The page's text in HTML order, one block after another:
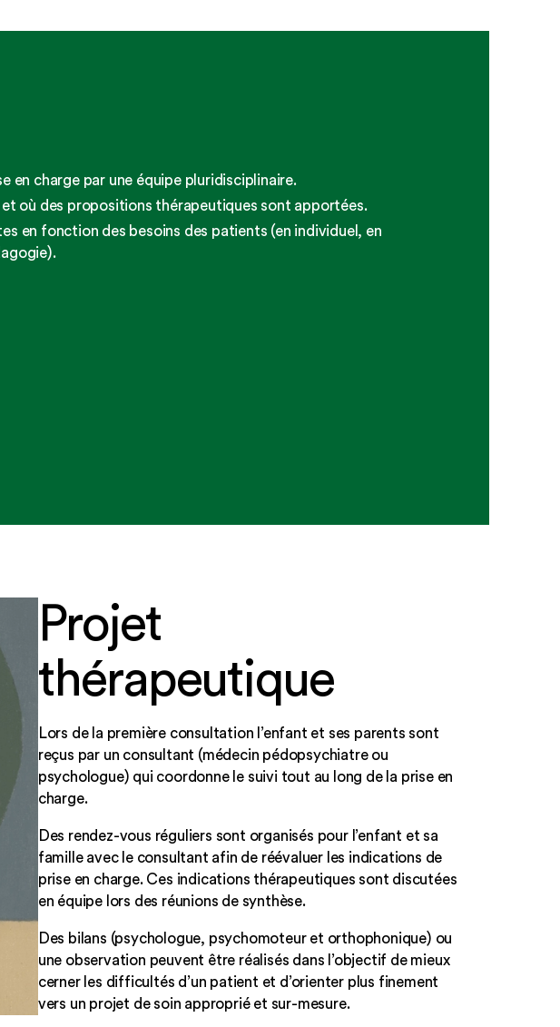
en charge par une équipe pluridisciplinaire.
où des propositions thérapeutiques sont apportées.
en fonction des besoins des patients (en individuel, en
Projet
thérapeutique
Lors de la première consultation l’enfant et ses parents sont
reçus par un consultant (médecin pédopsychiatre ou
psychologue) qui coordonne le suivi tout au long de la prise en
charge.
Des rendez-vous réguliers sont organisés pour l’enfant et sa
famille avec le consultant afin de réévaluer les indications de
prise en charge. Ces indications thérapeutiques sont discutées
en équipe lors des réunions de synthèse.
Des bilans (psychologue, psychomoteur et orthophonique) ou
une observation peuvent être réalisés dans l’objectif de mieux
cerner les difficultés d’un patient et d’orienter plus finement
vers un projet de soin approprié et sur-mesure.